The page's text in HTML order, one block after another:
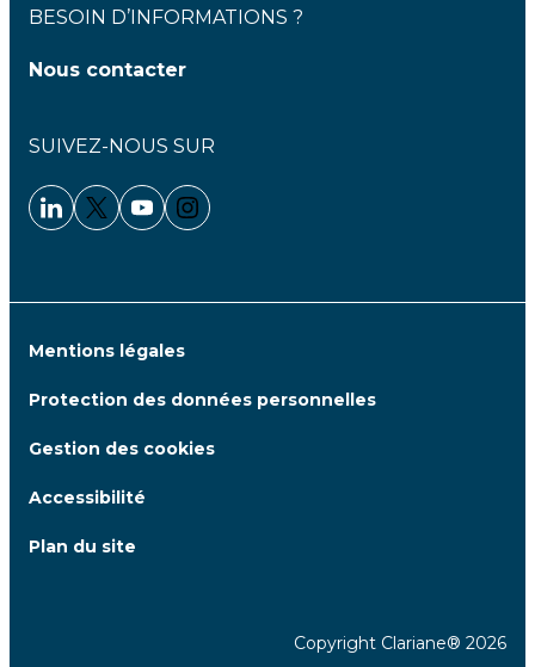
BESOIN D’INFORMATIONS ?
Nous contacter
SUIVEZ-NOUS SUR
Linkedin - Clariane
Twitter - Clariane
Youtube - Clariane
Instagram - Clariane
Mentions légales
Protection des données personnelles
Gestion des cookies
Accessibilité
Plan du site
Copyright Clariane® 2026